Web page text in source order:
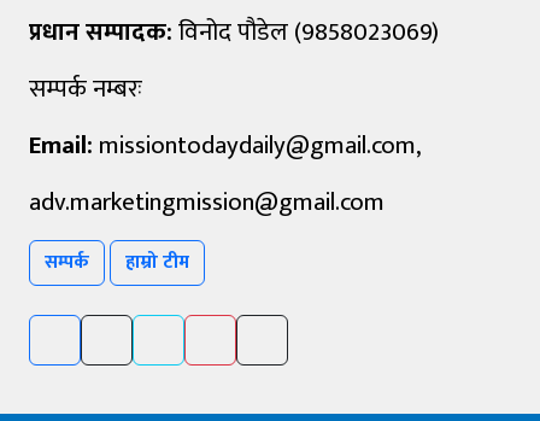
प्रधान सम्पादक:विनोद पौडेल (9858023069)
सम्पर्क नम्बरः
Email: missiontodaydaily@gmail.com,
adv.marketingmission@gmail.com
सम्पर्क हाम्रो टीम